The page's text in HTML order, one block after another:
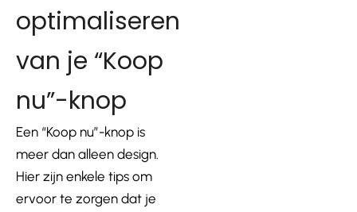
optimaliseren
van je “Koop
nu”-knop
Een “Koop nu”-knop is
meer dan alleen design.
Hier zijn enkele tips om
ervoor te zorgen dat je